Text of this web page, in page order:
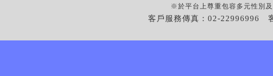
※於平台上尊重包容多元性別
客戶服務傳真：02-22996996